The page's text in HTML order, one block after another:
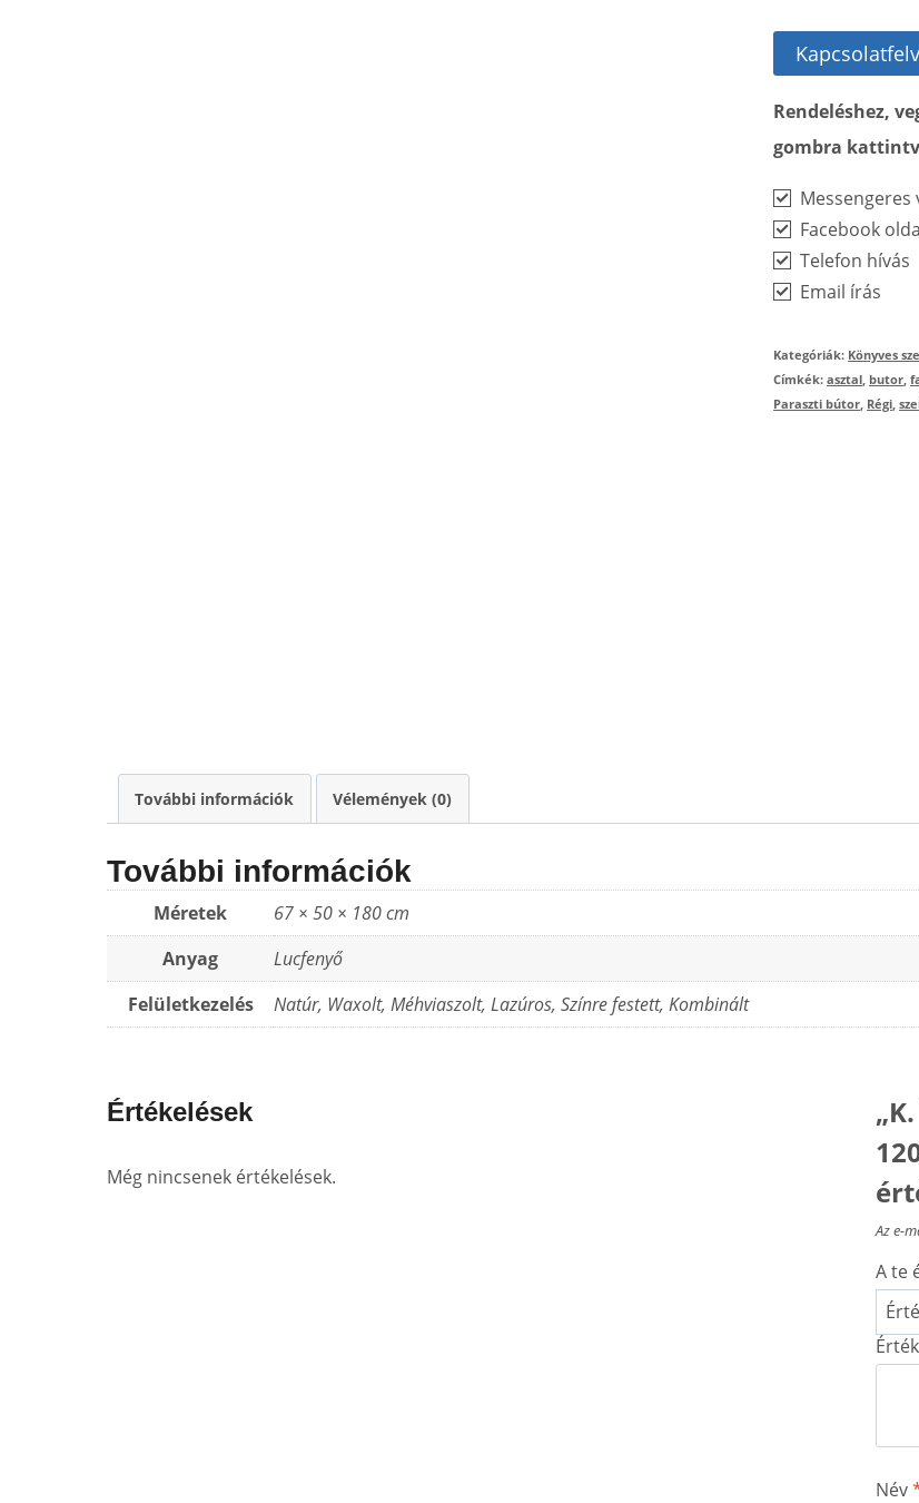
Rendeléshez,
gombra
Messengeres
Facebook
Telefon hívás
Email írás
Kategóriák: Könyves
Címkék:asztal, butor,
Paraszti bútor, Régi,
További információk Vélemények (0)
További információk
Méretek
67 × 50 × 180 cm
Anyag
Lucfenyő
Felületkezelés
Natúr, Waxolt, Méhviaszolt, Lazúros, Színre festett, Kombinált
Értékelések
Még nincsenek értékelések.
Az e-
A te
Név